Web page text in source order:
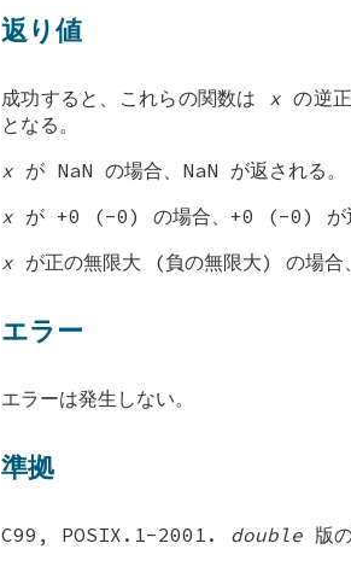
返り値
成功すると、これらの関数は x の逆
となる。
x が NaN の場合、NaN が返される。
x が +0 (-0) の場合、+0 (-0) が返
x が正の無限大 (負の無限大) の
エラー
エラーは発生しない。
準拠
C99, POSIX.1-2001. double 版